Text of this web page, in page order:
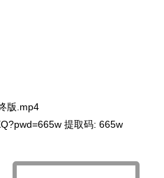
版.mp4
提取码: 665w